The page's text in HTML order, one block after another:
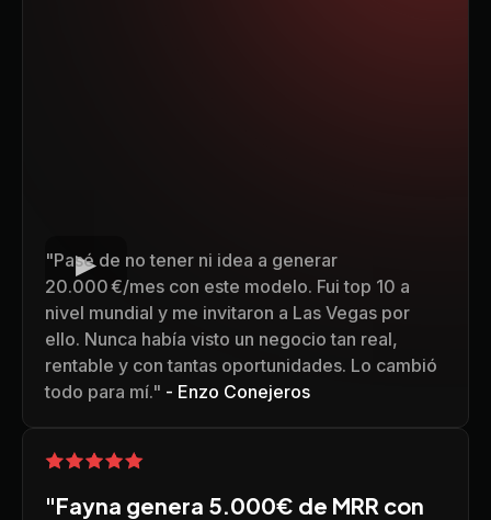
"Pasé de no tener ni idea a generar
20.000 €/mes con este modelo. Fui top 10 a
nivel mundial y me invitaron a Las Vegas por
ello. Nunca había visto un negocio tan real,
rentable y con tantas oportunidades. Lo cambió
todo para mí." - Enzo Conejeros
"Fayna genera 5.000€ de MRR con